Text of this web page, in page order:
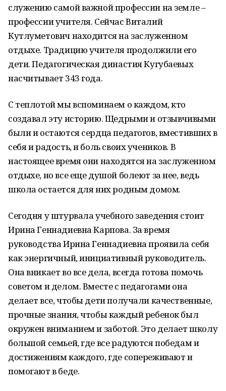
служению самой важной профессии на земле –
профессии учителя. Сейчас Виталий
Кутлуметович находится на заслуженном
отдыхе. Традицию учителя продолжили его
дети. Педагогическая династия Кугубаевых
насчитывает 343 года.
С теплотой мы вспоминаем о каждом, кто
создавал эту историю. Щедрыми и отзывчивыми
были и остаются сердца педагогов, вместивших в
себя и радость, и боль своих учеников. В
настоящее время они находятся на заслуженном
отдыхе, но все еще душой болеют за нее, ведь
школа остается для них родным домом.
Сегодня у штурвала учебного заведения стоит
Ирина Геннадиевна Карпова. За время
руководства Ирина Геннадиевна проявила себя
как энергичный, инициативный руководитель.
Она вникает во все дела, всегда готова помочь
советом и делом. Вместе с педагогами она
делает все, чтобы дети получали качественные,
прочные знания, чтобы каждый ребенок был
окружен вниманием и заботой. Это делает школу
большой семьей, где все радуются победам и
достижениям каждого, где сопереживают и
помогают в беде.